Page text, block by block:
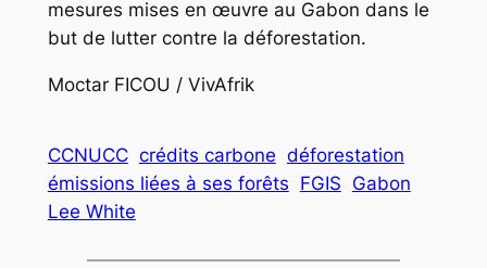
mesures mises en œuvre au Gabon dans le
but de lutter contre la déforestation.
Moctar FICOU / VivAfrik
CCNUCC crédits carbone déforestation
émissions liées à ses forêts FGIS Gabon
Lee White